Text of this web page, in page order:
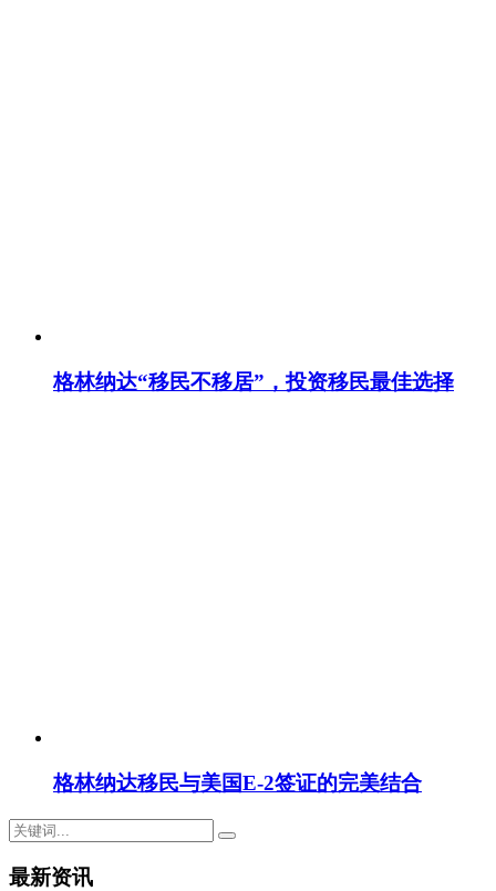
格林纳达“移民不移居”，投资移民最佳选择
格林纳达移民与美国E-2签证的完美结合
最新资讯